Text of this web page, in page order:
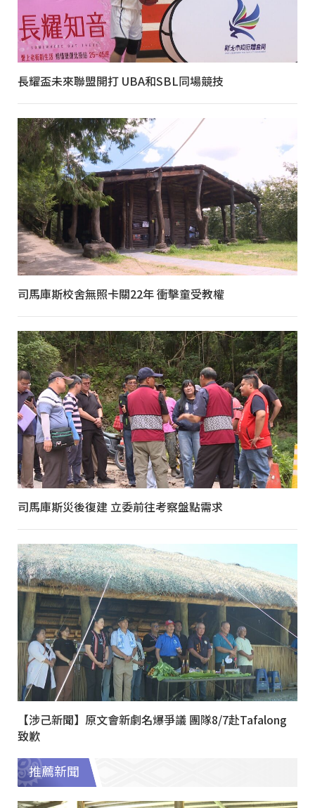
長耀盃未來聯盟開打 UBA和SBL同場競技
司馬庫斯校舍無照卡關22年 衝擊童受教權
司馬庫斯災後復建 立委前往考察盤點需求
【涉己新聞】原文會新劇名爆爭議 團隊8/7赴Tafalong
致歉
推薦新聞